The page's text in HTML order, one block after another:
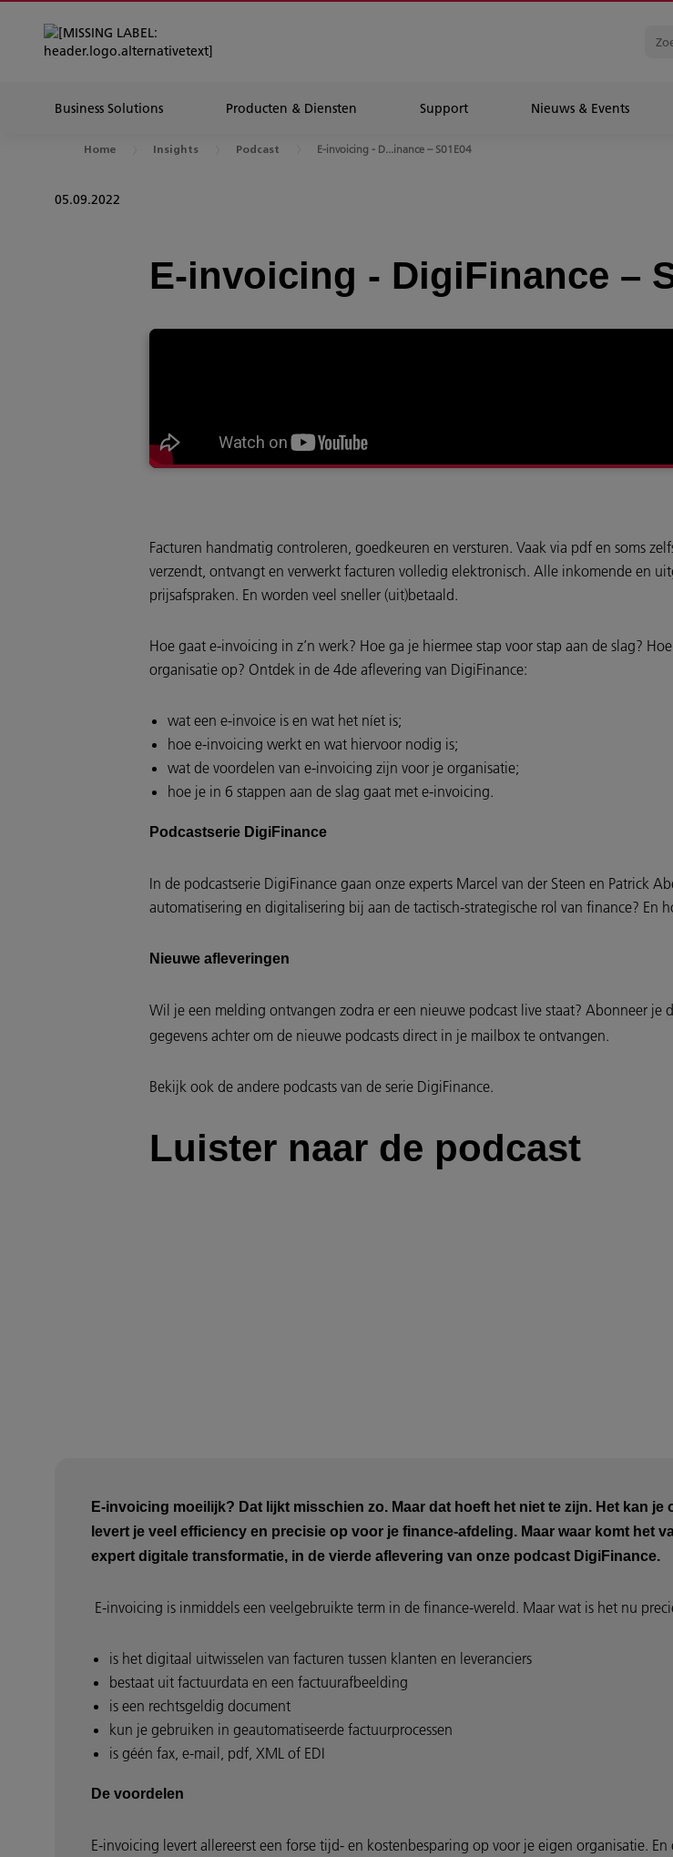
Business Solutions Producten & Diensten Support Nieuws & Events
Home Insights Podcast E-invoicing - D...inance – S01E04
05.09.2022
E-invoicing - DigiFinance –
Facturen handmatig controleren, goedkeuren en versturen. Vaak via pdf en soms
verzendt, ontvangt en verwerkt facturen volledig elektronisch. Alle inkomende en
prijsafspraken. En worden veel sneller (uit)betaald.
Hoe gaat e-invoicing in z’n werk? Hoe ga je hiermee stap voor stap aan de slag?
organisatie op? Ontdek in de 4de aflevering van DigiFinance:
wat een e-invoice is en wat het níet is;
hoe e-invoicing werkt en wat hiervoor nodig is;
wat de voordelen van e-invoicing zijn voor je organisatie;
hoe je in 6 stappen aan de slag gaat met e-invoicing.
Podcastserie DigiFinance
In de podcastserie DigiFinance gaan onze experts Marcel van der Steen en Patrick
automatisering en digitalisering bij aan de tactisch-strategische rol van finance? En
Nieuwe afleveringen
Wil je een melding ontvangen zodra er een nieuwe podcast live staat? Abonneer je
gegevens achter om de nieuwe podcasts direct in je mailbox te ontvangen.
Bekijk ook de andere podcasts van de serie DigiFinance.
Luister naar de podcast
E-invoicing moeilijk? Dat lijkt misschien zo. Maar dat hoeft het niet te zijn. Het kan
levert je veel efficiency en precisie op voor je finance-afdeling. Maar waar komt het
expert digitale transformatie, in de vierde aflevering van onze podcast DigiFinance.
E-invoicing is inmiddels een veelgebruikte term in de finance-wereld. Maar wat is het nu
is het digitaal uitwisselen van facturen tussen klanten en leveranciers
bestaat uit factuurdata en een factuurafbeelding
is een rechtsgeldig document
kun je gebruiken in geautomatiseerde factuurprocessen
is géén fax, e-mail, pdf, XML of EDI
De voordelen
E-invoicing levert allereerst een forse tijd- en kostenbesparing op voor je eigen organisatie.